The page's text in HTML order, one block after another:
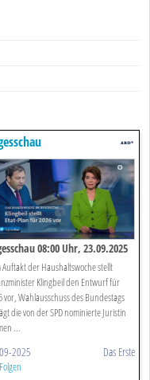
08:00 Uhr, 23.09.2025
Auftakt der Haushaltswoche stellt
Klingbeil den Entwurf für
vor, Wahlausschuss des Bundestags
die von der SPD nominierte Juristin
...
2025 Das Erste